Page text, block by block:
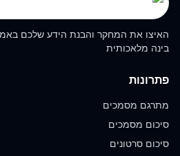
האיצו את המחקר והבנת הידע שלכם
בינה מלאכותית
פתרונות
מתרגם מסמכים
סיכום מסמכים
סיכום סרטונים